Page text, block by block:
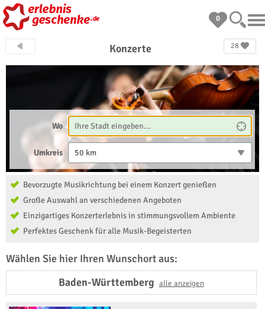
0
28
Konzerte
Wo
Umkreis 50 km
Bevorzugte Musikrichtung bei einem Konzert genießen
Große Auswahl an verschiedenen Angeboten
Einzigartiges Konzerterlebnis in stimmungsvollem Ambiente
Perfektes Geschenk für alle Musik-Begeisterten
Wählen Sie hier Ihren Wunschort aus:
Baden-Württemberg alle anzeigen